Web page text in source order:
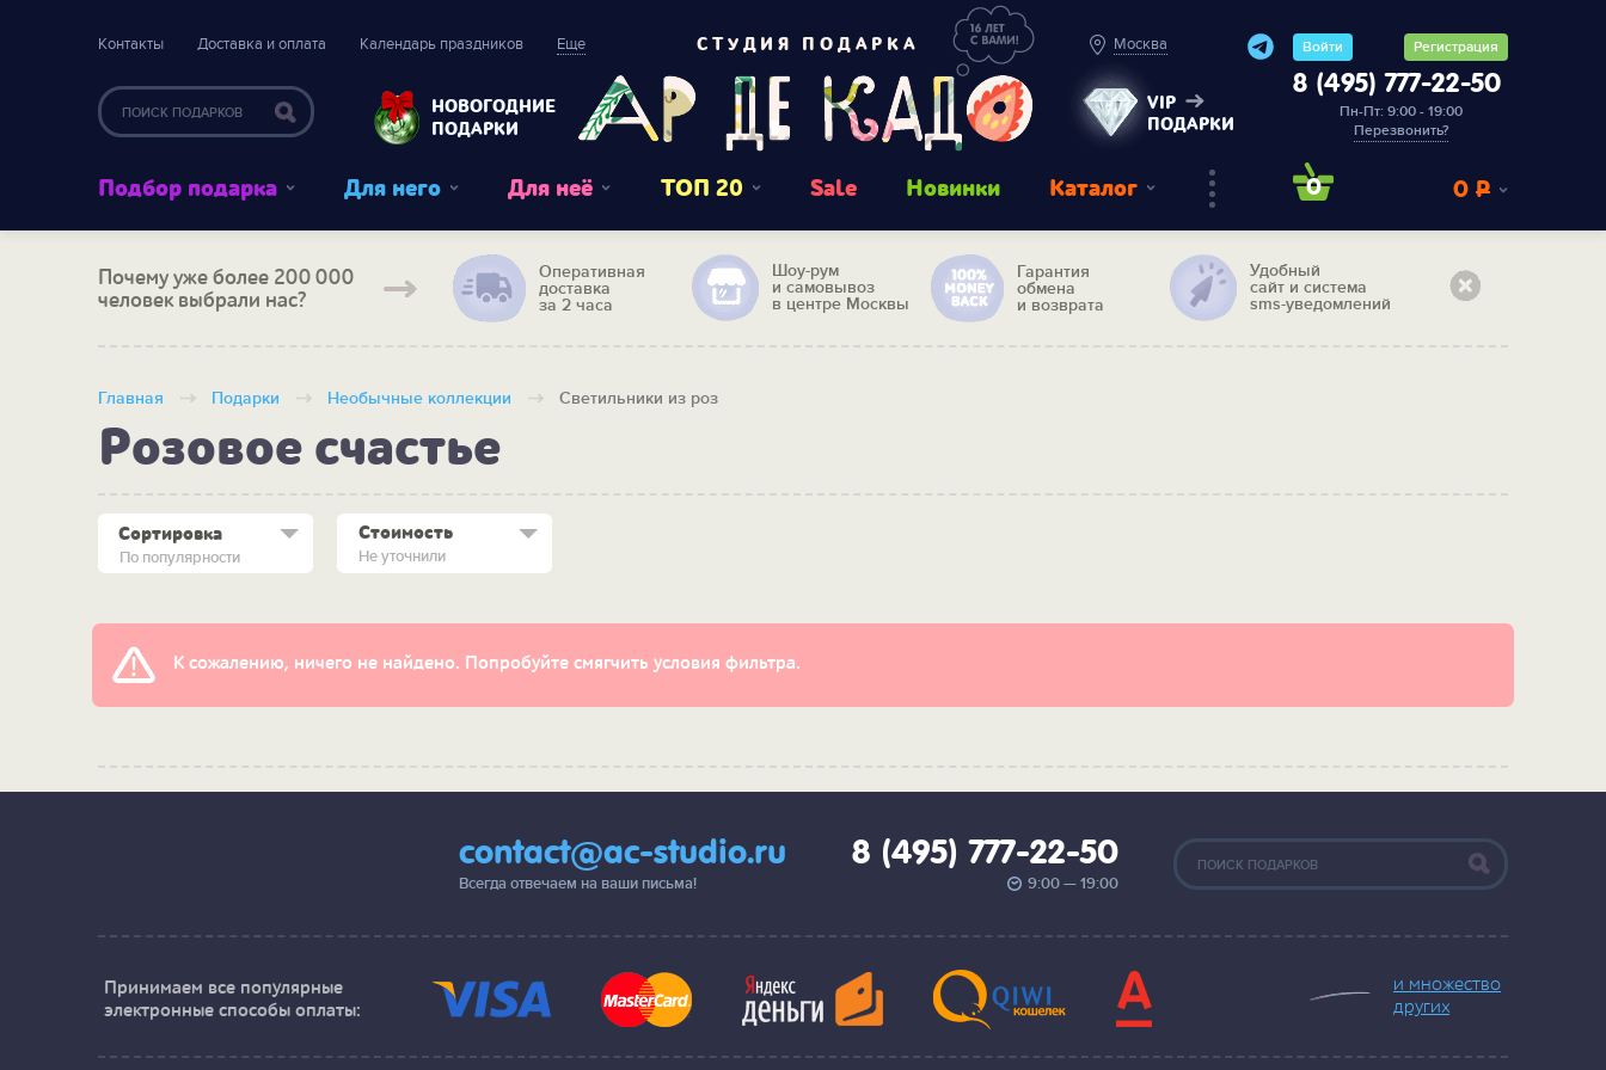
Контакты Доставка и оплата Календарь праздников Еще
НОВОГОДНИЕ
ПОДАРКИ
СТУДИЯ ПОДАРКА Москва
VIP
ПОДАРКИ
Войти Регистрация
8 (495) 777-22-50
Пн-Пт: 9:00 - 19:00
Перезвонить?
Подбор подарка Для него Для неё ТОП 20 Sale Новинки Каталог 0 0 Р
Почему уже более 200 000
человек выбрали нас?
Оперативная
доставка
за 2 часа
Шоу-рум
и самовывоз
в центре Москвы
Гарантия
обмена
и возврата
Удобный
сайт и система
sms-уведомлений
Главная Подарки Необычные коллекции Светильники из роз
Розовое счастье
По популярности
Сортировка Стоимость
Не уточнили
К сожалению, ничего не найдено. Попробуйте смягчить условия фильтра.
contact@ac-studio.ru
Всегда отвечаем на ваши письма!
8 (495) 777-22-50
9:00 — 19:00
Принимаем все популярные
электронные способы оплаты:
и множество
других